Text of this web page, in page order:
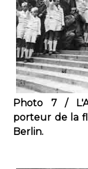
Photo 7 /
porteur de la
Berlin.